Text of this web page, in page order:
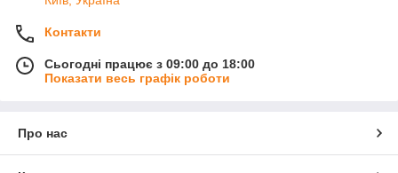
Контакти
Сьогодні працює з 09:00 до 18:00
Показати весь графік роботи
Про нас